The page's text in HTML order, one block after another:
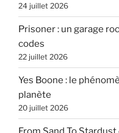
24 juillet 2026
Prisoner : un garage
codes
22 juillet 2026
Yes Boone : le
planète
20 juillet 2026